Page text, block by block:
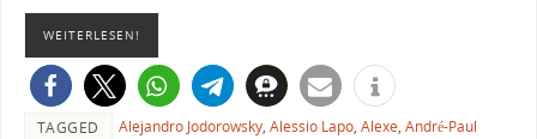
WEITERLESEN!
TAGGED Alejandro Jodorowsky, Alessio Lapo, Alexe, André-Paul